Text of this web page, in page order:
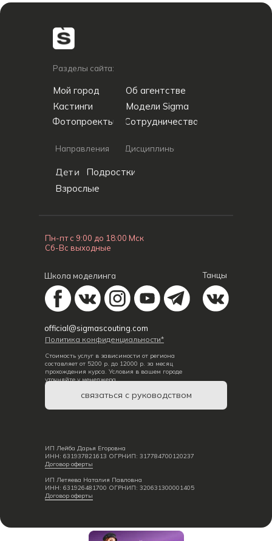
Пн-пт с 9:00 до 18:00 Мск
Сб-Вс выходные
ИП Лейба Дарья Егоровна
ИНН: 631937821613 ОГРНИП: 317784700120237
Договор оферты
ИП Летяева Наталия Павловна
ИНН: 631926481700 ОГРНИП: 320631300001405
Договор оферты
Разделы сайта:
Мой город
Кастинги
Об агентстве
Модели Sigma
Сотрудничество
Фотопроекты
Стоимость услуг в зависимости от региона
составляет от 5200 р. до 12000 р. за месяц
прохождения курса. Условия в вашем городе
уточняйте у менеджера.
Политика конфиденциальности*
official@sigmascouting.com
связаться с руководством
Направления Дисциплины
Дети
Школа моделинга Танцы
Подростки
Взрослые